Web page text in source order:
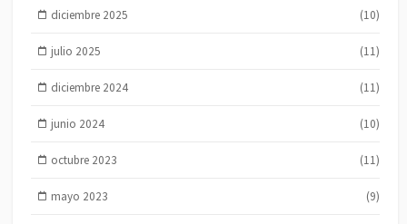
diciembre 2025 (10)
julio 2025 (11)
diciembre 2024 (11)
junio 2024 (10)
octubre 2023 (11)
mayo 2023 (9)